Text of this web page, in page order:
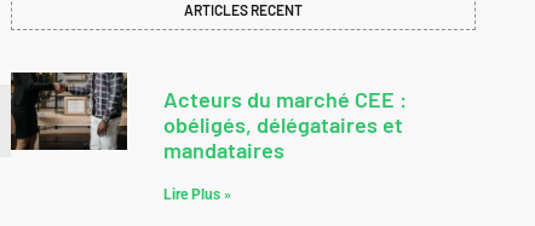
ARTICLES RECENT
Acteurs du marché CEE :
obéligés, délégataires et
mandataires
Lire Plus »